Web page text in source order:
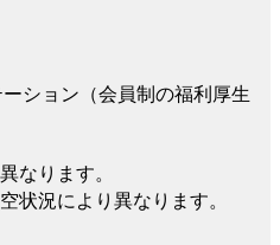
ーション（会員制の福利厚生
なります。
状況により異なります。